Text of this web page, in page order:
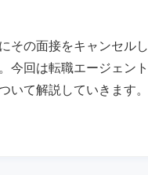
その面接をキャンセルし
今回は転職エージェント
いて解説していきます。